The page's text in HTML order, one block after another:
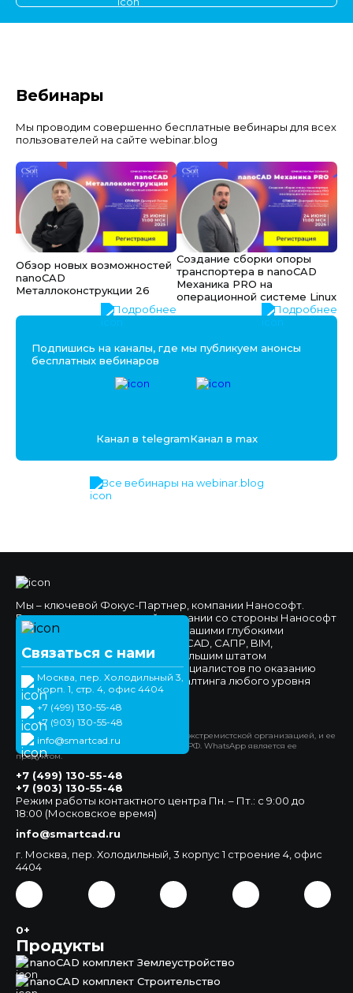
Вебинары
Мы проводим совершенно бесплатные вебинары для всех
пользователей на сайте webinar.blog
Обзор новых возможностей
nanoCAD
Металлоконструкции 26
Подробнее
Создание сборки опоры
транспортера в nanoCAD
Механика PRO на
операционной системе Linux
Подробнее
Подпишись на каналы, где мы публикуем анонсы
бесплатных вебинаров
Канал в telegramКанал в max
Все вебинары на webinar.blog
Связаться с нами
Москва, пер. Холодильный 3,
корп. 1, стр. 4, офис 4404
+7 (499) 130-55-48
+7 (903) 130-55-48
info@smartcad.ru
Мы – ключевой Фокус-Партнер, компании Нанософт.
Высокое доверие к нашей компании со стороны Нанософт
и наших клиентов обеспечено нашими глубокими
компетенциями в области nanoCAD, САПР, BIM,
импортозамещения, а также большим штатом
высококвалифицированных специалистов по оказанию
технической поддержки и консалтинга любого уровня
сложности.
Официальный сайт
*Компания Meta Platforms Inc. признана экстремистской организацией, и ее
деятельность запрещена на территории РФ. WhatsApp является ее
продуктом.
Продукты
nanoCAD комплект Землеустройство
nanoCAD комплект Строительство
+7 (499) 130-55-48
+7 (903) 130-55-48
Режим работы контактного центра Пн. – Пт.: с 9:00 до
18:00 (Московское время)
info@smartcad.ru
г. Москва, пер. Холодильный, 3 корпус 1 строение 4, офис
4404
0+